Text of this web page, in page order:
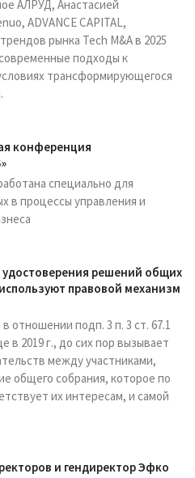
АЛРУД, Анастасией
ADVANCE CAPITAL,
рынка Tech M&A в 2025
подходы к
трансформирующегося
конференция
специально для
в процессы управления и
решений общих
правовой механизм
отношении подп. 3 п. 3 ст. 67.1
2019 г., до сих пор вызывает
между участниками,
общего собрания, которое по
их интересам, и самой
и гендиректор Эфко